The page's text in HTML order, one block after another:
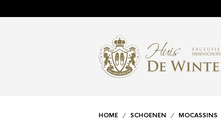
HOME / SCHOENEN / MOCASSINS